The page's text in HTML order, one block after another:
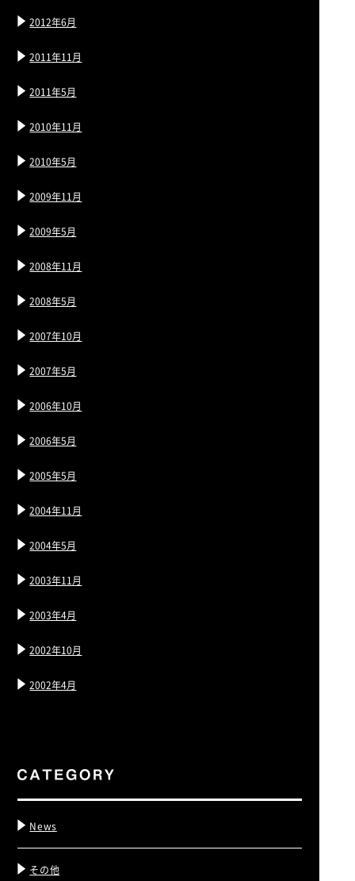
2012年6月
2011年11月
2011年5月
2010年11月
2010年5月
2009年11月
2009年5月
2008年11月
2008年5月
2007年10月
2007年5月
2006年10月
2006年5月
2005年5月
2004年11月
2004年5月
2003年11月
2003年4月
2002年10月
2002年4月
News
その他